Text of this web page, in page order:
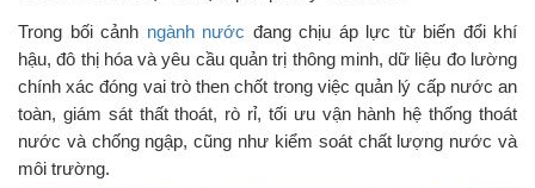
Trong bối cảnh ngành nước đang chịu áp lực từ biến đổi khí
hậu, đô thị hóa và yêu cầu quản trị thông minh, dữ liệu đo lường
chính xác đóng vai trò then chốt trong việc quản lý cấp nước an
toàn, giám sát thất thoát, rò rỉ, tối ưu vận hành hệ thống thoát
nước và chống ngập, cũng như kiểm soát chất lượng nước và
môi trường.